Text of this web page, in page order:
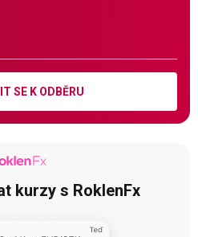
SE K ODBĚRU
kurzy s RoklenFx